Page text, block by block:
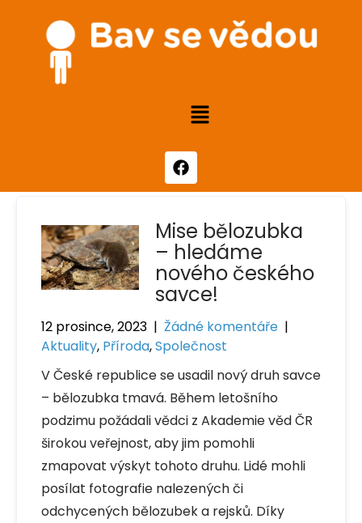
Mise bělozubka
– hledáme
nového českého
savce!
12 prosince, 2023 | Žádné komentáře |
Aktuality, Příroda,Společnost
V České republice se usadil nový druh savce
– bělozubka tmavá. Během letošního
podzimu požádali vědci z Akademie věd ČR
širokou veřejnost, aby jim pomohli
zmapovat výskyt tohoto druhu. Lidé mohli
posílat fotografie nalezených či
odchycených bělozubek a rejsků. Díky